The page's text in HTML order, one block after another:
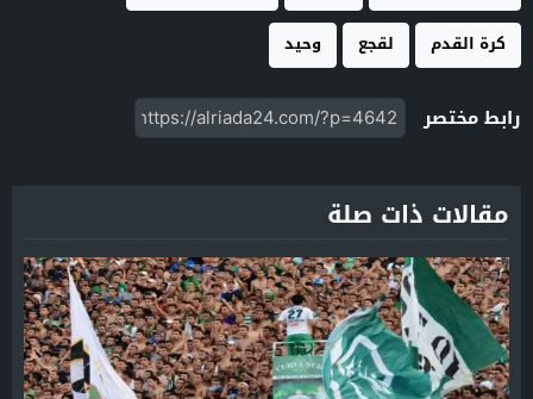
كرة القدم
لقجع وحيد
رابط مختصر
مقالات ذات صلة